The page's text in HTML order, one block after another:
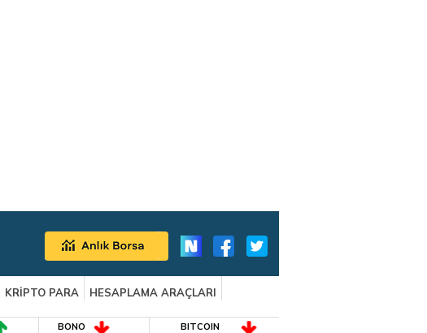
KRİPTO PARA
HESAPLAMA ARAÇLARI
BONO BITCOIN